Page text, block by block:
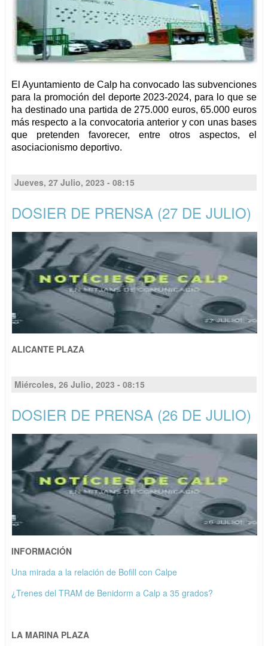
El Ayuntamiento de Calp ha convocado las subvenciones
para la promoción del deporte 2023-2024, para lo que se
ha destinado una partida de 275.000 euros, 65.000 euros
más respecto a la convocatoria anterior y con unas bases
que pretenden favorecer, entre otros aspectos, el
asociacionismo deportivo.
Jueves, 27 Julio, 2023 - 08:15
DOSIER DE PRENSA (27 DE JULIO)
ALICANTE PLAZA
Miércoles, 26 Julio, 2023 - 08:15
DOSIER DE PRENSA (26 DE JULIO)
INFORMACIÓN
Una mirada a la relación de Bofill con Calpe
¿Trenes del TRAM de Benidorm a Calp a 35 grados?
LA MARINA PLAZA